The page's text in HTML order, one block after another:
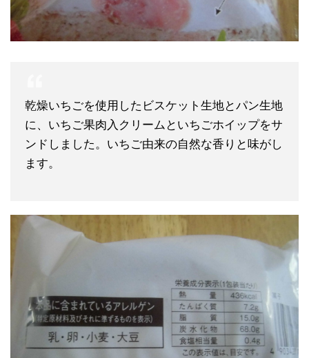
乾燥いちごを使用したビスケット生地とパン生地
に、いちご果肉入クリームといちごホイップをサ
ンドしました。いちご由来の自然な香りと味がし
ます。